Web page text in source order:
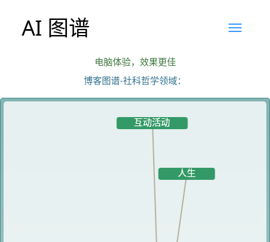
AI 图谱
电脑体验，效果更佳
博客图谱-社科哲学领域：